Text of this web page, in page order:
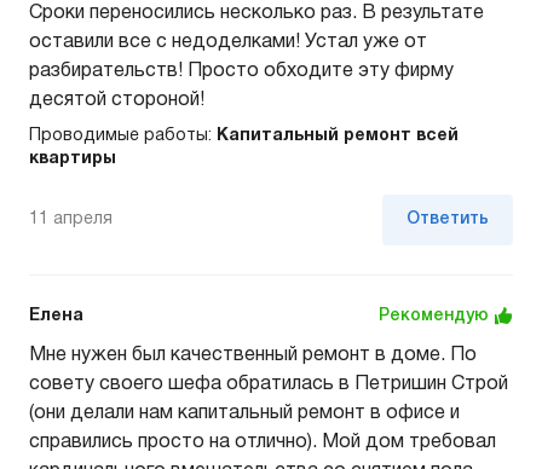
Сроки переносились несколько раз. В результате
оставили все с недоделками! Устал уже от
разбирательств! Просто обходите эту фирму
десятой стороной!
Проводимые работы:
Капитальный ремонт всей
квартиры
11 апреля Ответить
Елена Рекомендую
Мне нужен был качественный ремонт в доме. По
совету своего шефа обратилась в Петришин Строй
(они делали нам капитальный ремонт в офисе и
справились просто на отлично). Мой дом требовал